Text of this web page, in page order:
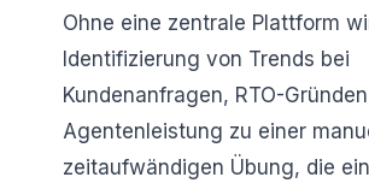
Ohne eine zentrale Plattform
Identifizierung von Trends bei
Kundenanfragen, RTO-
Agentenleistung zu einer
zeitaufwändigen Übung, die